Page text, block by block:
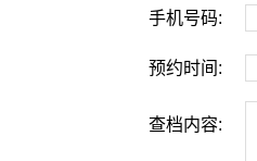
手机号码:
预约时间:
查档内容: